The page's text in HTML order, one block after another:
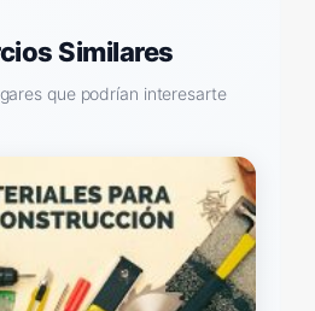
Similares
que podrían interesarte